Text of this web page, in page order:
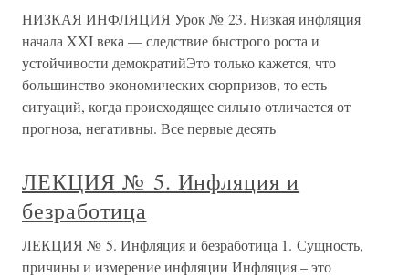
НИЗКАЯ ИНФЛЯЦИЯ Урок № 23. Низкая инфляция
начала XXI века — следствие быстрого роста и
устойчивости демократийЭто только кажется, что
большинство экономических сюрпризов, то есть
ситуаций, когда происходящее сильно отличается от
прогноза, негативны. Все первые десять
ЛЕКЦИЯ № 5. Инфляция и
безработица
ЛЕКЦИЯ № 5. Инфляция и безработица 1. Сущность,
причины и измерение инфляции Инфляция – это